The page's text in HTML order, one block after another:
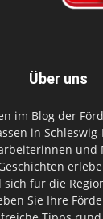
Über uns
im Blog der
in
und
für die
Sie Ihre